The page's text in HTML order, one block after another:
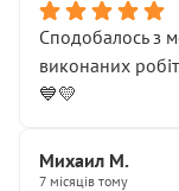
Сподобалось з
виконаних
💙💛
Михаил М.
7 місяців тому